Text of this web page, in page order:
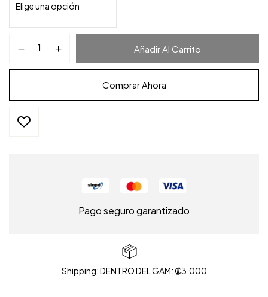
Añadir Al Carrito
Comprar Ahora
Pago seguro garantizado
Shipping: DENTRO DEL GAM: ₡3,000